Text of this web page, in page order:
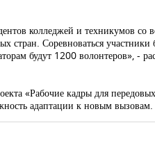
колледжей и техникумов
стран. Соревноваться
будут 1200 волонтеров», -
«Рабочие кадры для
адаптации к новым вызовам.